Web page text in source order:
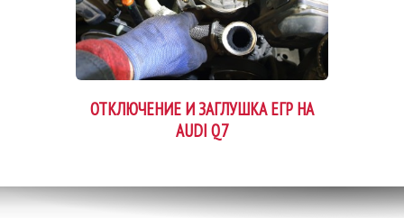
ОТКЛЮЧЕНИЕ И ЗАГЛУШКА ЕГР НА
AUDI Q7